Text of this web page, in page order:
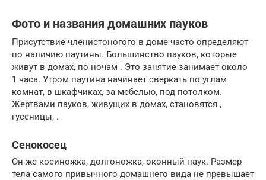
Фото и названия домашних пауков
Присутствие членистоногого в доме часто определяют
по наличию паутины. Большинство пауков, которые
живут в домах, по ночам . Это занятие занимает около
1 часа. Утром паутина начинает сверкать по углам
комнат, в шкафчиках, за мебелью, под потолком.
Жертвами пауков, живущих в домах, становятся ,
гусеницы, .
Сенокосец
Он же косиножка, долгоножка, оконный паук. Размер
тела самого привычного домашнего вида не превышает